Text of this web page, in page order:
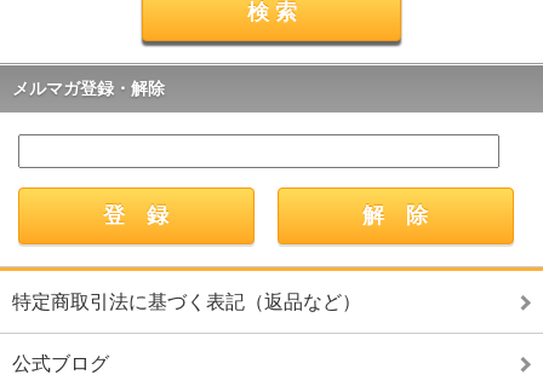
メルマガ登録・解除
特定商取引法に基づく表記（返品など）
公式ブログ